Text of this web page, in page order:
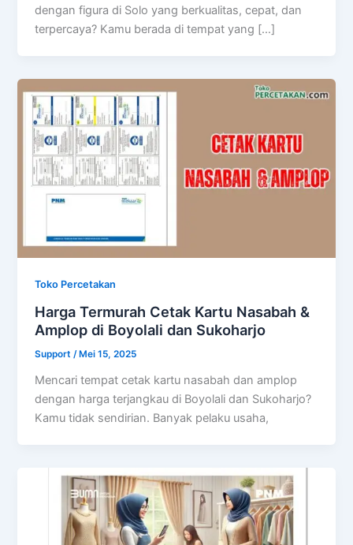
dengan figura di Solo yang berkualitas, cepat, dan
terpercaya? Kamu berada di tempat yang […]
Toko Percetakan
Harga Termurah Cetak Kartu Nasabah &
Amplop di Boyolali dan Sukoharjo
Support/ Mei 15, 2025
Mencari tempat cetak kartu nasabah dan amplop
dengan harga terjangkau di Boyolali dan Sukoharjo?
Kamu tidak sendirian. Banyak pelaku usaha,